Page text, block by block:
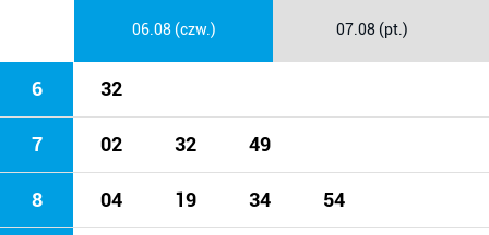
06.08 (czw.) 07.08 (pt.)
6 32
7 02 32 49
8 04 19 34 54